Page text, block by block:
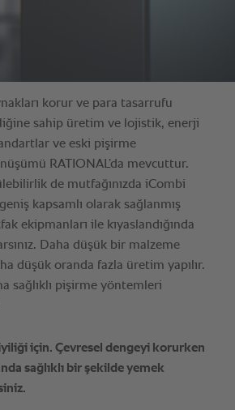
korur ve para tasarrufu
sahip üretim ve lojistik, enerji
ve eski pişirme
RATIONAL’da mevcuttur.
de mutfağınızda iCombi
kapsamlı olarak sağlanmış
ekipmanları ile kıyaslandığında
Daha düşük bir malzeme
düşük oranda fazla üretim yapılır.
sağlıklı pişirme yöntemleri
için. Çevresel dengeyi korurken
sağlıklı bir şekilde yemek